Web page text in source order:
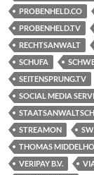
PROBENHELD.CO
PROBENHELD.TV
RECHTSANWALT
SCHUFA
SEITENSPRUNG.TV
SOCIAL MEDIA
STREAMON
THOMAS
VERIPAY B.V.